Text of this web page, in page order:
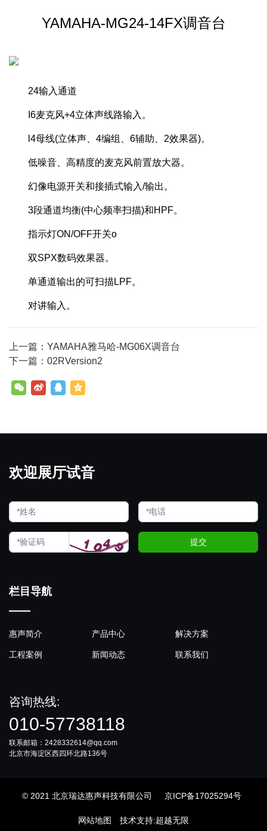
YAMAHA-MG24-14FX调音台
24输入通道
I6麦克风+4立体声线路输入。
l4母线(立体声、4编组、6辅助、2效果器)。
低噪音、高精度的麦克风前置放大器。
幻像电源开关和接插式输入/输出。
3段通道均衡(中心频率扫描)和HPF。
指示灯ON/OFF开关o
双SPX数码效果器。
单通道输出的可扫描LPF。
对讲输入。
上一篇：YAMAHA雅马哈-MG06X调音台
下一篇：02RVersion2
欢迎展厅试音
提交
栏目导航
惠声简介 产品中心 解决方案
工程案例 新闻动态 联系我们
咨询热线:
010-57738118
联系邮箱：2428332614@qq.com
北京市海淀区西四环北路136号
© 2021 北京瑞达惠声科技有限公司 京ICP备17025294号
网站地图 技术支持:超越无限